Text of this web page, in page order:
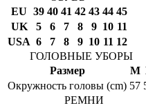
EU 39 40 41 42 43 44 45
UK
5 6 7 8 9 10 11
USA 6 7 8 9 10 11 12
ГОЛОВНЫЕ УБОРЫ
Размер
M
Окружность головы (cm) 57
РЕМНИ